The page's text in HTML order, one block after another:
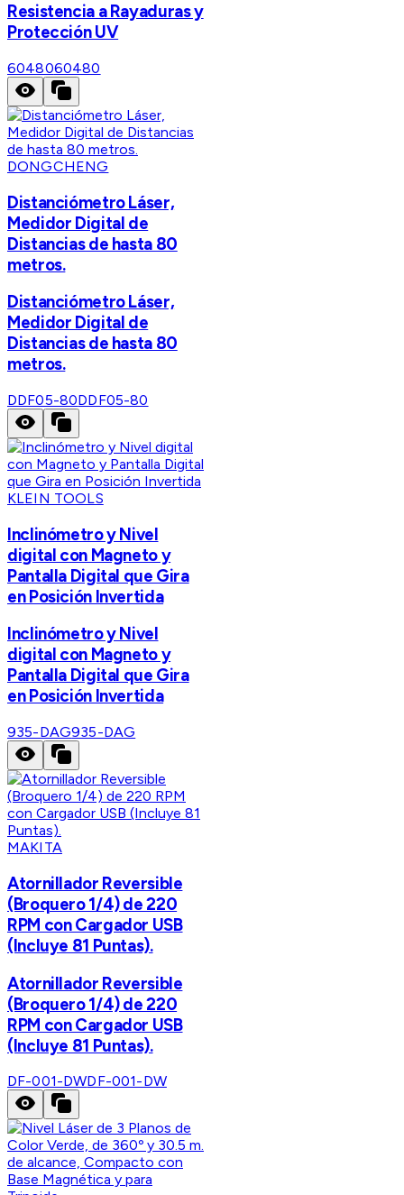
Resistencia a Rayaduras y
Protección UV
6048060480
DONGCHENG
Distanciómetro Láser,
Medidor Digital de
Distancias de hasta 80
metros.
Distanciómetro Láser,
Medidor Digital de
Distancias de hasta 80
metros.
DDF05-80DDF05-80
KLEIN TOOLS
Inclinómetro y Nivel
digital con Magneto y
Pantalla Digital que Gira
en Posición Invertida
Inclinómetro y Nivel
digital con Magneto y
Pantalla Digital que Gira
en Posición Invertida
935-DAG935-DAG
MAKITA
Atornillador Reversible
(Broquero 1/4) de 220
RPM con Cargador USB
(Incluye 81 Puntas).
Atornillador Reversible
(Broquero 1/4) de 220
RPM con Cargador USB
(Incluye 81 Puntas).
DF-001-DWDF-001-DW